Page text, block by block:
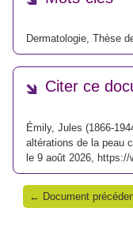
Dermatologie, Thèse
Citer ce
Émily, Jules (1866-
altérations de la peau
le 9 août 2026,
https://
← Document